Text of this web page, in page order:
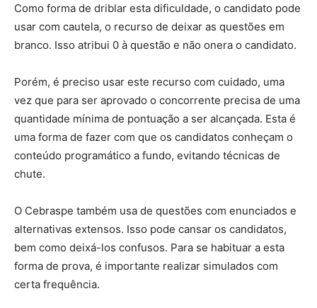
Como forma de driblar esta dificuldade, o candidato pode
usar com cautela, o recurso de deixar as questões em
branco. Isso atribui 0 à questão e não onera o candidato.
Porém, é preciso usar este recurso com cuidado, uma
vez que para ser aprovado o concorrente precisa de uma
quantidade mínima de pontuação a ser alcançada. Esta é
uma forma de fazer com que os candidatos conheçam o
conteúdo programático a fundo, evitando técnicas de
chute.
O Cebraspe também usa de questões com enunciados e
alternativas extensos. Isso pode cansar os candidatos,
bem como deixá-los confusos. Para se habituar a esta
forma de prova, é importante realizar simulados com
certa frequência.